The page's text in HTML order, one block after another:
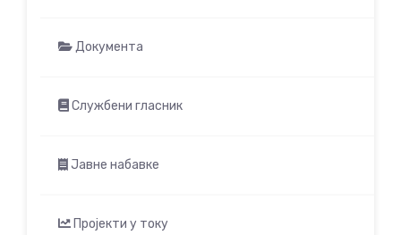
Документа
Службени гласник
Јавне набавке
Пројекти у току